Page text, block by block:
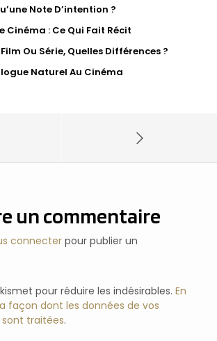
Note D’intention ?
: Ce Qui Fait Récit
Ou Série, Quelles Différences ?
Naturel Au Cinéma
un commentaire
connecter pour publier un
pour réduire les indésirables. En
façon dont les données de vos
traitées.